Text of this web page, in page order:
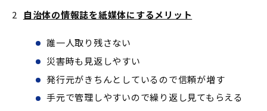
自治体の情報誌を紙媒体にするメリット
誰一人取り残さない
災害時も見返しやすい
発行元がきちんとしているので信頼が増す
手元で管理しやすいので繰り返し見てもらえる